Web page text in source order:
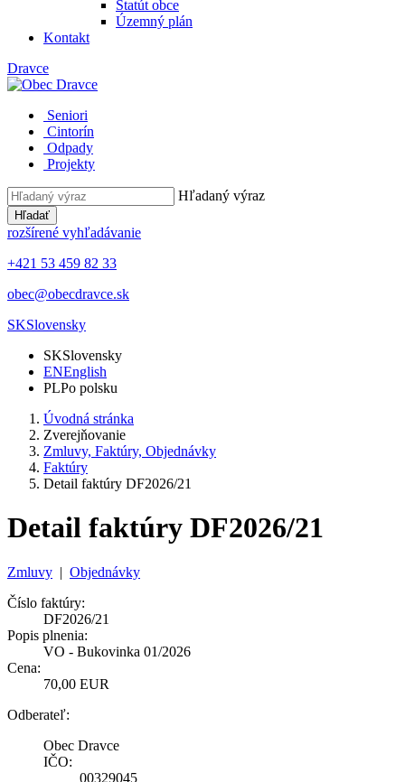
Štatút obce
Územný plán
Kontakt
Dravce
Seniori
Cintorín
Odpady
Projekty
Hľadaný výraz
Hľadať
rozšírené vyhľadávanie
+421 53 459 82 33
obec@obecdravce.sk
SKSlovensky
SKSlovensky
ENEnglish
PLPo polsku
Úvodná stránka
Zverejňovanie
Zmluvy, Faktúry, Objednávky
Faktúry
Detail faktúry DF2026/21
Detail faktúry DF2026/21
Zmluvy | Objednávky
Číslo faktúry:
DF2026/21
Popis plnenia:
VO - Bukovinka 01/2026
Cena:
70,00 EUR
Odberateľ:
Obec Dravce
IČO:
00329045